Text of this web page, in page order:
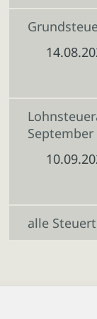
September
alle